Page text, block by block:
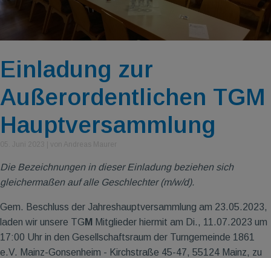
Einladung zur
Außerordentlichen TGM
Hauptversammlung
Die Bezeichnungen in dieser Einladung beziehen sich
gleichermaßen auf alle Geschlechter (m/w/d).
Gem. Beschluss der Jahreshauptversammlung am 23.05.2023,
laden wir unsere TG M Mitglieder hiermit am Di., 11.07.2023 um
17:00 Uhr in den Gesellschaftsraum der Turngemeinde 1861
e.V. Mainz-Gonsenheim - Kirchstraße 45-47, 55124 Mainz, zu